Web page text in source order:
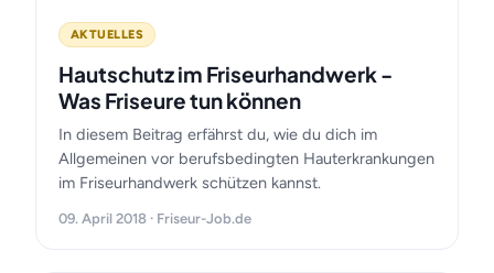
AKTUELLES
Hautschutz im Friseurhandwerk -
Was Friseure tun können
In diesem Beitrag erfährst du, wie du dich im
Allgemeinen vor berufsbedingten Hauterkrankungen
im Friseurhandwerk schützen kannst.
09. April 2018 · Friseur-Job.de